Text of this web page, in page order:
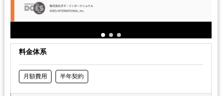
料金体系
月額費用 半年契約